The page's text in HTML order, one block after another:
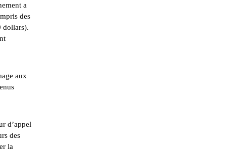
a
des
dollars).
aux
d’appel
des
la